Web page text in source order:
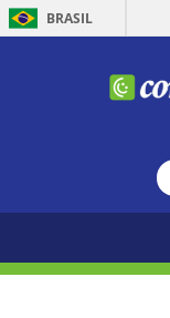
BRASIL